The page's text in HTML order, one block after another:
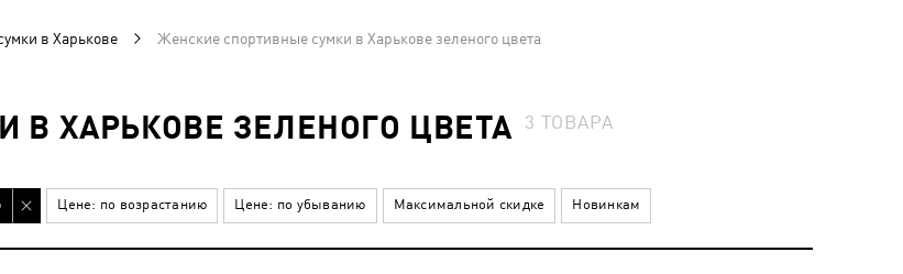
в Харькове Женские спортивные сумки в Харькове зеленого цвета
ХАРЬКОВЕ ЗЕЛЕНОГО ЦВЕТА 3 ТОВАРА
Цене: по возрастанию Цене: по убыванию Максимальной скидке Новинкам